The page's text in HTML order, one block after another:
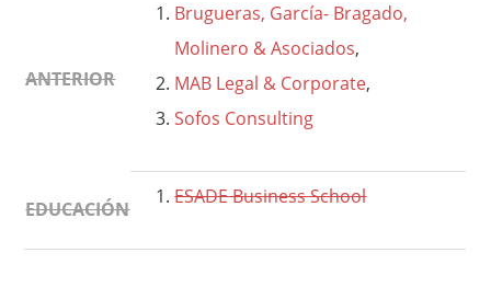
ANTERIOR
Brugueras, García- Bragado,
Molinero & Asociados,
MAB Legal & Corporate,
Sofos Consulting
EDUCACIÓN
ESADE Business School